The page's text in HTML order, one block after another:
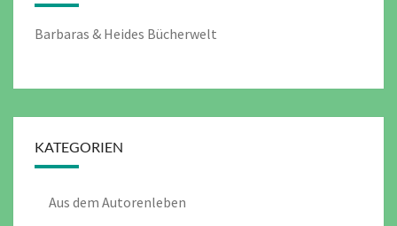
Barbaras & Heides Bücherwelt
KATEGORIEN
Aus dem Autorenleben